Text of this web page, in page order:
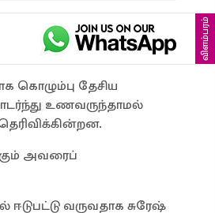
விளம்பரம்
கொழும்பு தேசிய
உணவருந்தாமல்
அவரைப்
வருவதாக சுரேஷ்